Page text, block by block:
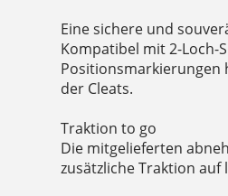
Eine sichere und
Kompatibel mit 2-Loch-
Positionsmarkierungen
der Cleats.
Traktion to go
Die mitgelieferten
zusätzliche Traktion